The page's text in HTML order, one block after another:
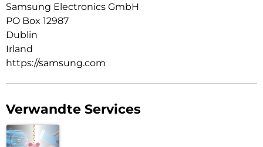
Samsung Electronics GmbH
PO Box 12987
Dublin
Irland
https://samsung.com
Verwandte Services